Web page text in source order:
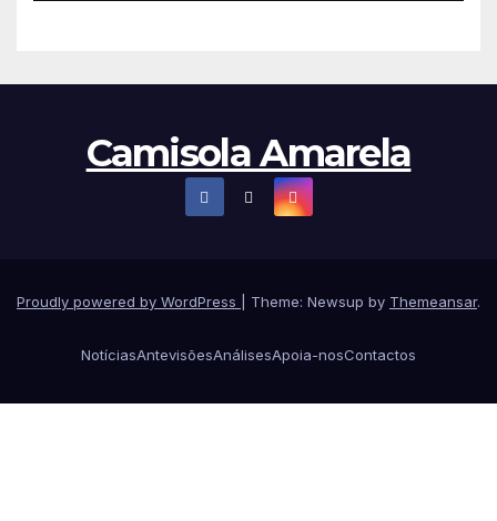
Camisola Amarela
Proudly powered by WordPress Theme: Newsup by Themeansar.
NotíciasAntevisõesAnálisesApoia-nosContactos